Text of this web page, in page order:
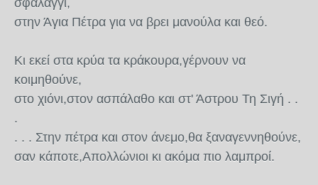
σφαλάγγι,
στην Άγια Πέτρα για να βρει μανούλα και θεό.
Κι εκεί στα κρύα τα κράκουρα,γέρνουν να
κοιμηθούνε,
στο χιόνι,στον ασπάλαθο και στ' Άστρου Τη Σιγή . .
.
. . . Στην πέτρα και στον άνεμο,θα ξαναγεννηθούνε,
σαν κάποτε,Απολλώνιοι κι ακόμα πιο λαμπροί.